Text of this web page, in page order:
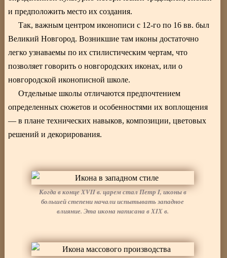
и предположить место их создания.
Так, важным центром иконописи с 12-го по 16 вв. был
Великий Новгород. Возникшие там иконы достаточно
легко узнаваемы по их стилистическим чертам, что
позволяет говорить о новгородских иконах, или о
новгородской иконописной школе.
Отдельные школы отличаются предпочтением
определенных сюжетов и особенностями их воплощения
— в плане технических навыков, композиции, цветовых
решений и декорирования.
Когда в конце XVII в. царем стал Петр I, иконы в
большей степени начали испытывать западное
влияние. Эта икона написана в XIX в.